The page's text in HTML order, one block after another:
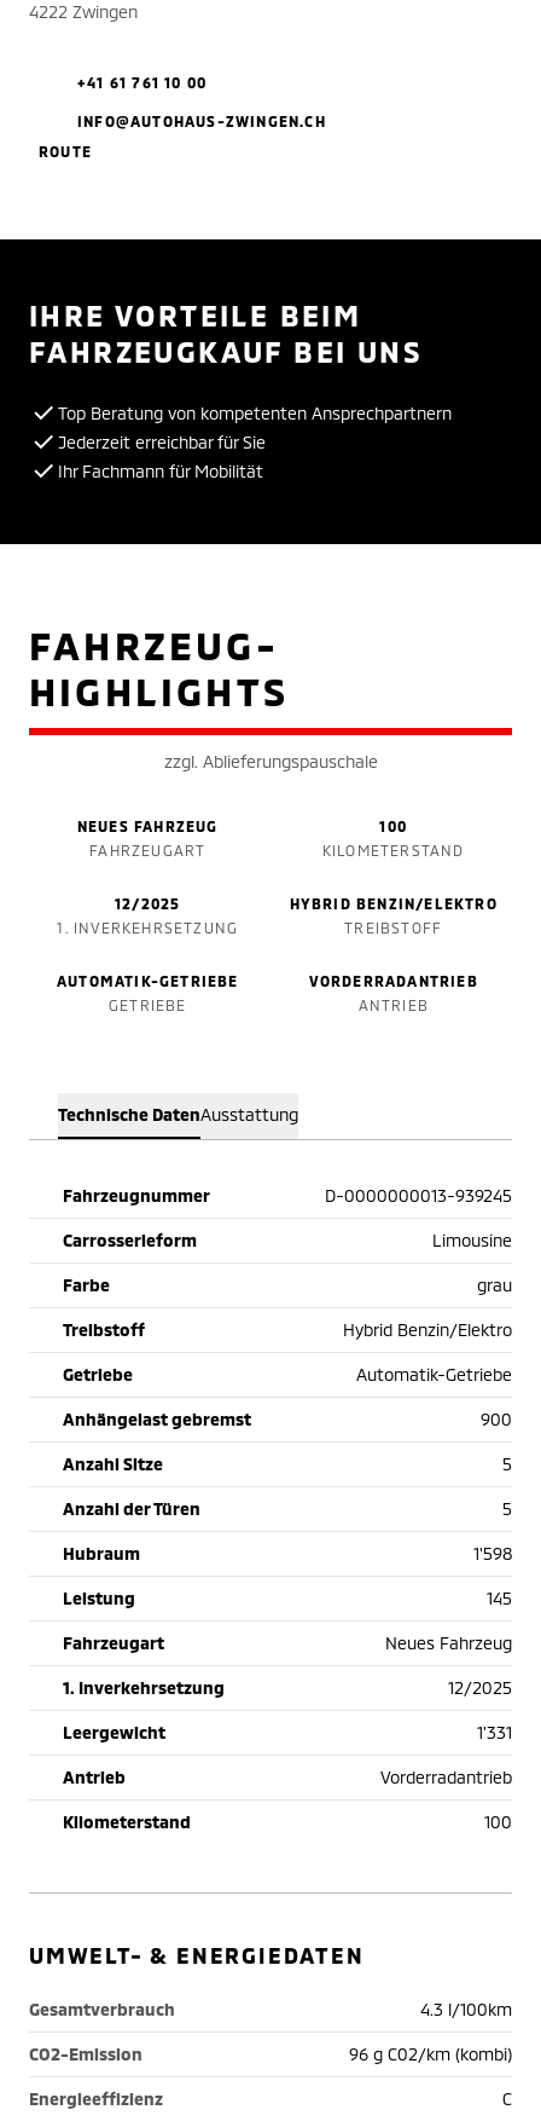
4222 Zwingen
+41 61 761 10 00
INFO@AUTOHAUS-ZWINGEN.CH
ROUTE
IHRE VORTEILE BEIM
FAHRZEUGKAUF BEI UNS
Top Beratung von kompetenten Ansprechpartnern
Jederzeit erreichbar für Sie
Ihr Fachmann für Mobilität
FAHRZEUG-
HIGHLIGHTS
zzgl. Ablieferungspauschale
NEUES FAHRZEUG
FAHRZEUGART
100
KILOMETERSTAND
12/2025
1. INVERKEHRSETZUNG
HYBRID BENZIN/ELEKTRO
TREIBSTOFF
AUTOMATIK-GETRIEBE
GETRIEBE
VORDERRADANTRIEB
ANTRIEB
Technische DatenAusstattung
Fahrzeugnummer D-0000000013-939245
Carrosserieform Limousine
Farbe grau
Treibstoff Hybrid Benzin/Elektro
Getriebe Automatik-Getriebe
Anhängelast gebremst 900
Anzahl Sitze 5
Anzahl der Türen 5
Hubraum 1'598
Leistung 145
Fahrzeugart Neues Fahrzeug
1. Inverkehrsetzung 12/2025
Leergewicht 1'331
Antrieb Vorderradantrieb
Kilometerstand 100
UMWELT- & ENERGIEDATEN
Gesamtverbrauch 4.3 l/100km
CO2-Emission 96 g C02/km (kombi)
Energieeffizienz C